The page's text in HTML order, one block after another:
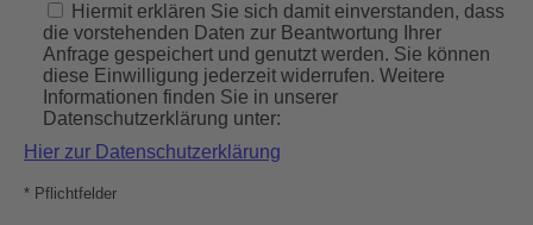
Hiermit erklären Sie sich damit einverstanden, dass
die vorstehenden Daten zur Beantwortung Ihrer
Anfrage gespeichert und genutzt werden. Sie können
diese Einwilligung jederzeit widerrufen. Weitere
Informationen finden Sie in unserer
Datenschutzerklärung unter:
Hier zur Datenschutzerklärung
* Pflichtfelder